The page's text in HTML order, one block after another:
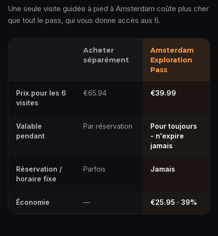
Une seule visite guidée à pied à Amsterdam coûte plus cher
que tout le pass, qui vous donne accès aux 6.
Acheter
séparément
Amsterdam
Exploration
Pass
Prix pour les 6
visites
€65.94 €39.99
Valable
pendant
Par réservation
Pour toujours
- n'expire
jamais
Réservation /
horaire fixe
Parfois Jamais
Économie — €25.95 · 39%